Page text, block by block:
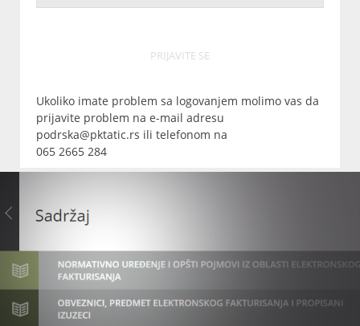
PRIJAVITE SE
Ukoliko imate problem sa logovanjem molimo vas da
prijavite problem na e-mail adresu
podrska@pktatic.rs ili telefonom na
065 2665 284